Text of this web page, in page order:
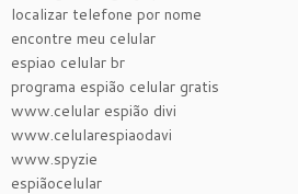
localizar telefone por nome
encontre meu celular
espiao celular br
programa espião celular gratis
www.celular espião divi
www.celularespiaodavi
www.spyzie
espiãocelular